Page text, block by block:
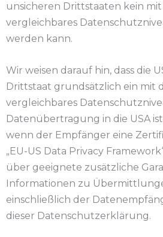
unsicheren Drittstaaten kein mit
vergleichbares
werden kann.
Wir weisen darauf hin, dass die
Drittstaat grundsätzlich ein mit
vergleichbares
Datenübertragung in die USA
wenn der Empfänger eine
„EU-US Data Privacy
über geeignete zusätzliche
Informationen zu
einschließlich der
dieser Datenschutzerklärung.